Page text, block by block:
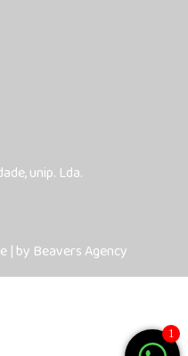
unip. Lda.
by Beavers Agency
1